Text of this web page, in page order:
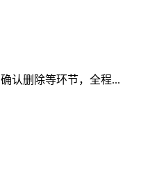
认删除等环节，全程...